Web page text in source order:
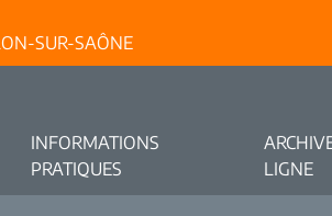
SUR-SAÔNE
INFORMATIONS
PRATIQUES
LIGNE